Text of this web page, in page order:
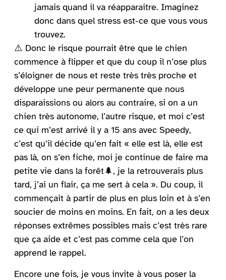
jamais quand il va réapparaitre. Imaginez
donc dans quel stress est-ce que vous vous
trouvez.
⚠️ Donc le risque pourrait être que le chien
commence à flipper et que du coup il n’ose plus
s’éloigner de nous et reste très très proche et
développe une peur permanente que nous
disparaissions ou alors au contraire, si on a un
chien très autonome, l’autre risque, et moi c’est
ce qui m’est arrivé il y a 15 ans avec Speedy,
c’est qu’il décide qu’en fait « elle est là, elle est
pas là, on s’en fiche, moi je continue de faire ma
petite vie dans la forêt🌲, je la retrouverais plus
tard, j’ai un flair, ça me sert à cela ». Du coup, il
commençait à partir de plus en plus loin et à s’en
soucier de moins en moins. En fait, on a les deux
réponses extrêmes possibles mais c’est très rare
que ça aide et c’est pas comme cela que l’on
apprend le rappel.
Encore une fois, je vous invite à vous poser la